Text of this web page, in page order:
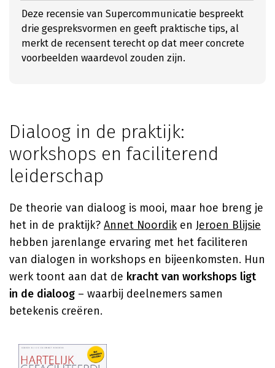
Deze recensie van Supercommunicatie bespreekt
drie gespreksvormen en geeft praktische tips, al
merkt de recensent terecht op dat meer concrete
voorbeelden waardevol zouden zijn.
Dialoog in de praktijk:
workshops en faciliterend
leiderschap
De theorie van dialoog is mooi, maar hoe breng je
het in de praktijk? Annet Noordiken Jeroen Blijsie
hebben jarenlange ervaring met het faciliteren
van dialogen in workshops en bijeenkomsten. Hun
werk toont aan dat de kracht van workshops ligt
in de dialoog – waarbij deelnemers samen
betekenis creëren.